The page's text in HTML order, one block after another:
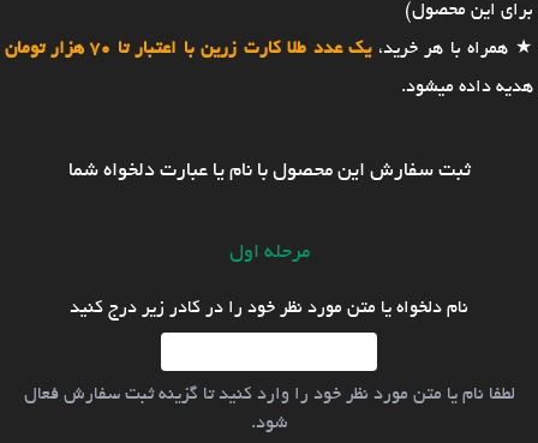
برای این محصول)
★ همراه با هر خرید،یک عدد طلا کارت زرین با اعتبار تا 70 هزار تومان
هدیه داده میشود.
ثبت سفارش این محصول با نام یا عبارت دلخواه شما
مرحله اول
نام دلخواه یا متن مورد نظر خود را در کادر زیر درج کنید
لطفا نام یا متن مورد نظر خود را وارد کنید تا گزینه ثبت سفارش فعال
شود.